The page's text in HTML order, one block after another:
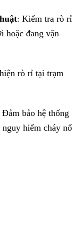
: Kiểm tra rò rỉ
hoặc đang vận
rò rỉ tại trạm
bảo hệ thống
hiểm cháy nổ